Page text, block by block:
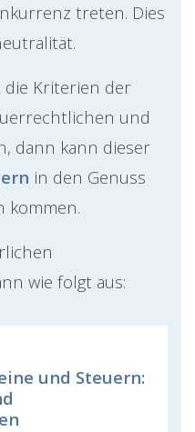
treten. Dies
die Kriterien der
und
dann kann dieser
in den Genuss
kommen.
wie folgt aus:
und Steuern: